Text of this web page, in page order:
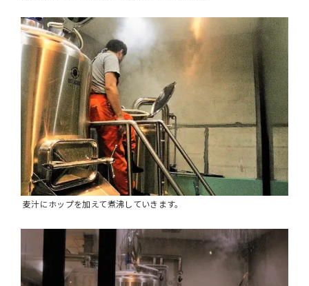
麦汁にホップを加えて煮沸していきます。